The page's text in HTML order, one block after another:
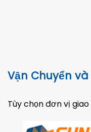
Vận Chuyển
Tùy chọn đơn vị